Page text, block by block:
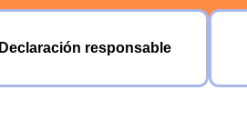
Declaración responsable